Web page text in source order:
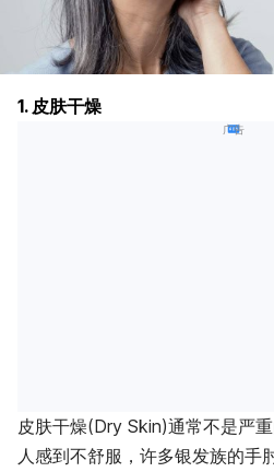
1. 皮肤干燥
广告
皮肤干燥(Dry Skin)通常不是严
人感到不舒服，许多银发族的手